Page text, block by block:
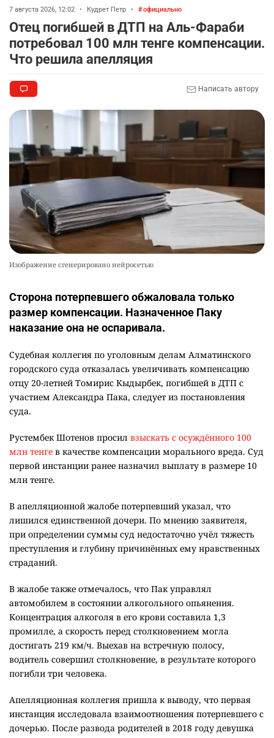
7 августа 2026, 12:02 • Кудрет Петр • официально
Отец погибшей в ДТП на Аль-Фараби
потребовал 100 млн тенге компенсации.
Что решила апелляция
Написать автору
Изображение сгенерировано нейросетью
Сторона потерпевшего обжаловала только
размер компенсации. Назначенное Паку
наказание она не оспаривала.
Судебная коллегия по уголовным делам Алматинского
городского суда отказалась увеличивать компенсацию
отцу 20-летней Томирис Кыдырбек, погибшей в ДТП с
участием Александра Пака, следует из постановления
суда.
Рустембек Шотенов просил взыскать с осуждённого 100
млн тенге в качестве компенсации морального вреда. Суд
первой инстанции ранее назначил выплату в размере 10
млн тенге.
В апелляционной жалобе потерпевший указал, что
лишился единственной дочери. По мнению заявителя,
при определении суммы суд недостаточно учёл тяжесть
преступления и глубину причинённых ему нравственных
страданий.
В жалобе также отмечалось, что Пак управлял
автомобилем в состоянии алкогольного опьянения.
Концентрация алкоголя в его крови составила 1,3
промилле, а скорость перед столкновением могла
достигать 219 км/ч. Выехав на встречную полосу,
водитель совершил столкновение, в результате которого
погибли три человека.
Апелляционная коллегия пришла к выводу, что первая
инстанция исследовала взаимоотношения потерпевшего с
дочерью. После развода родителей в 2018 году девушка